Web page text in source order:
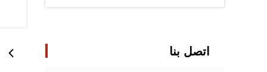
اتصل بنا